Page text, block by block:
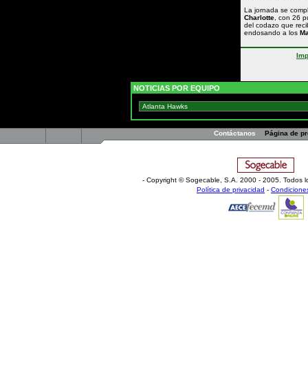
La jornada se
Charlotte , con 26
del codazo que
endosando a los
NOTICIAS POR EQUIPO
Contáctanos Página de
- Copyright © Sogecable, S.A. 2000 - 2005. Todos
Política de privacidad -